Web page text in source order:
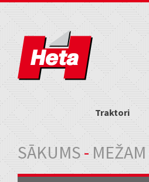
Traktori
Jūs atrodaties šeit
SĀKUMS- MEŽAM